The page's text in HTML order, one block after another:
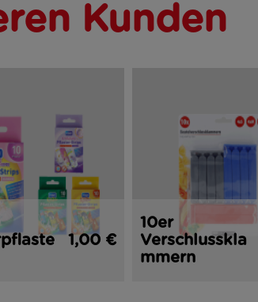
Kunden
1,00 €
10er
Verschlusskla
mmern